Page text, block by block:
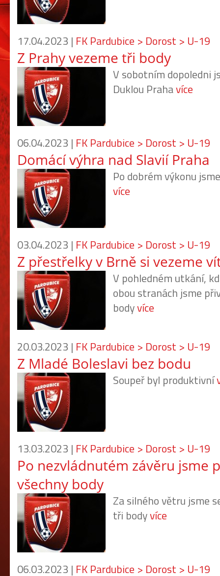
17.04.2023 | FK Pardubice > Dorost > U-19
Z Prahy vezeme tři body
V sobotním dopoledni
Duklou Prahavíce
06.04.2023 | FK Pardubice > Dorost > U-19
Domácí výhra nad Slavií Praha
Po dobrém výkonu
více
03.04.2023 | FK Pardubice > Dorost > U-19
Z přestřelky v Brně si vezeme
V pohledném utkání,
obou stranách jsme
bodyvíce
20.03.2023 | FK Pardubice > Dorost > U-19
Z Mladé Boleslavi bez bodu
Soupeř byl produktivní
13.03.2023 | FK Pardubice > Dorost > U-19
Po nezvládnutém závěru jsme
všechny body
Za silného větru jsme
tři bodyvíce
06.03.2023 | FK Pardubice > Dorost > U-19